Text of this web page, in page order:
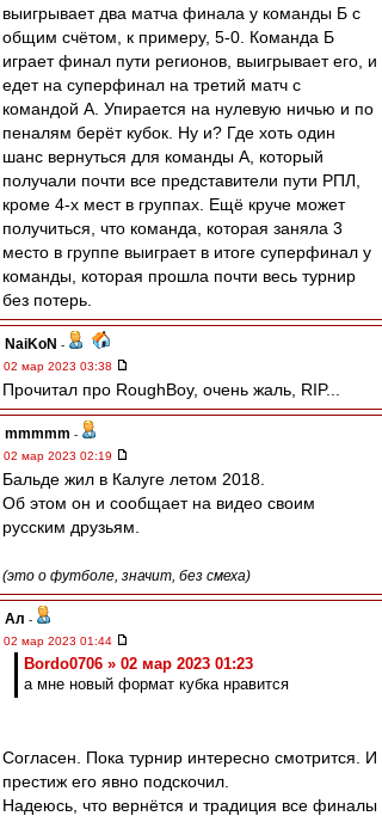
выигрывает два матча финала у команды Б с
общим счётом, к примеру, 5-0. Команда Б
играет финал пути регионов, выигрывает его, и
едет на суперфинал на третий матч с
командой А. Упирается на нулевую ничью и по
пеналям берёт кубок. Ну и? Где хоть один
шанс вернуться для команды А, который
получали почти все представители пути РПЛ,
кроме 4-х мест в группах. Ещё круче может
получиться, что команда, которая заняла 3
место в группе выиграет в итоге суперфинал у
команды, которая прошла почти весь турнир
без потерь.
NaiKoN -
02 мар 2023 03:38
Прочитал про RoughBoy, очень жаль, RIP...
mmmmm -
02 мар 2023 02:19
Бальде жил в Калуге летом 2018.
Об этом он и сообщает на видео своим
русским друзьям.
(это о футболе, значит, без смеха)
Ал -
02 мар 2023 01:44
Bordo0706 » 02 мар 2023 01:23
а мне новый формат кубка нравится
Согласен. Пока турнир интересно смотрится. И
престиж его явно подскочил.
Надеюсь, что вернётся и традиция все финалы